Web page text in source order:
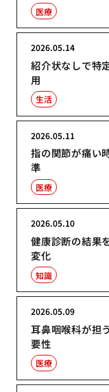
医療
紹介状なしで特
用
2026.05.14
生活
指の関節が痛い
準
2026.05.11
医療
健康診断の結果
変化
2026.05.10
知識
耳鼻咽喉科が担
要性
2026.05.09
医療